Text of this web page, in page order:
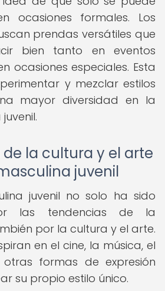
ocasiones formales. Los
prendas versátiles que
bien tanto en eventos
ocasiones especiales. Esta
y mezclar estilos
mayor diversidad en la
la cultura y el arte
juvenil
juvenil no solo ha sido
las tendencias de la
por la cultura y el arte.
en el cine, la música, el
formas de expresión
su propio estilo único.